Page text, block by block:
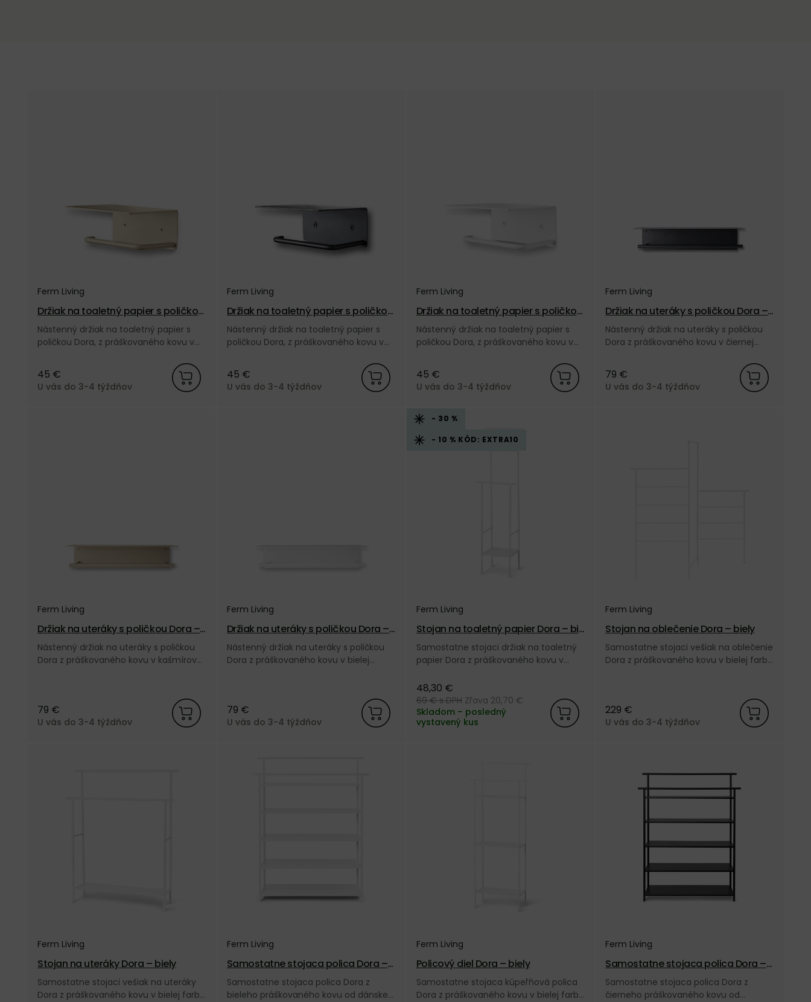
Ferm Living
Držiak na toaletný papier s poličkou
Dora – kašmírový
Nástenný držiak na toaletný papier s
poličkou Dora, z práškovaného kovu v
45 €
U vás do 3-4 týždňov
Ferm Living
Držiak na toaletný papier s poličkou
Dora – čierny
Nástenný držiak na toaletný papier s
poličkou Dora, z práškovaného kovu v
45 €
U vás do 3-4 týždňov
Ferm Living
Držiak na toaletný papier s poličkou
Dora – biely
Nástenný držiak na toaletný papier s
poličkou Dora, z práškovaného kovu v
45 €
U vás do 3-4 týždňov
Ferm Living
Držiak na uteráky s poličkou Dora –
čierny
Nástenný držiak na uteráky s poličkou
Dora z práškovaného kovu v čiernej
79 €
U vás do 3-4 týždňov
Ferm Living
Držiak na uteráky s poličkou Dora –
kašmírový
Nástenný držiak na uteráky s poličkou
Dora z práškovaného kovu v kašmírovej
79 €
U vás do 3-4 týždňov
Ferm Living
Držiak na uteráky s poličkou Dora –
biely
Nástenný držiak na uteráky s poličkou
Dora z práškovaného kovu v bielej
79 €
U vás do 3-4 týždňov
- 30 %
- 10 % KÓD: EXTRA10
Ferm Living
Stojan na toaletný papier Dora – bie
Samostatne stojaci držiak na toaletný
papier Dora z práškovaného kovu v
Living.
48,30 €
69 €s DPH Zľava 20,70 €
Skladom – posledný
vystavený kus
Ferm Living
Stojan na oblečenie Dora – biely
Samostatne stojaci vešiak na oblečenie
Dora z práškovaného kovu v bielej farbe
229 €
U vás do 3-4 týždňov
Ferm Living
Stojan na uteráky Dora – biely
Samostatne stojaci vešiak na uteráky
Dora z práškovaného kovu v bielej farbe
Ferm Living
Samostatne stojaca polica Dora –
biela
Samostatne stojaca polica Dora z
bieleho práškovaného kovu od dánskej
Ferm Living
Policový diel Dora – biely
Samostatne stojaca kúpeľňová polica
Dora z práškovaného kovu v bielej farbe
Ferm Living
Samostatne stojaca polica Dora –
čierna
Samostatne stojaca polica Dora z
čierneho práškovaného kovu od